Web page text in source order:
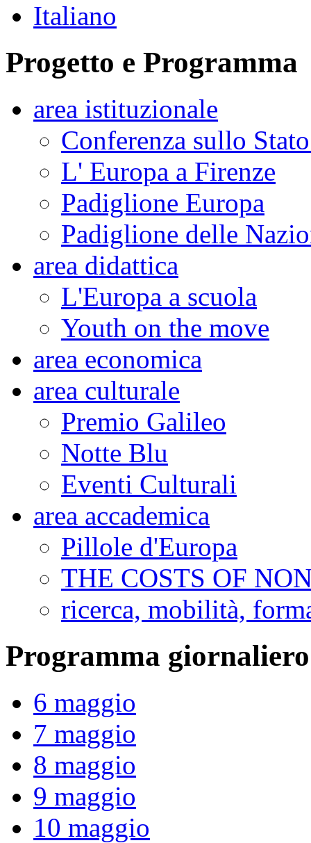
Italiano
Progetto e Programma
area istituzionale
Conferenza sullo
L' Europa a Firenze
Padiglione Europa
Padiglione delle
area didattica
L'Europa a scuola
Youth on the move
area economica
area culturale
Premio Galileo
Notte Blu
Eventi Culturali
area accademica
Pillole d'Europa
THE COSTS OF
ricerca, mobilità,
Programma giornaliero
6 maggio
7 maggio
8 maggio
9 maggio
10 maggio